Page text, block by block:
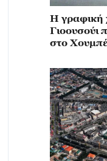
Η γραφική
Γιοουσούι
στο